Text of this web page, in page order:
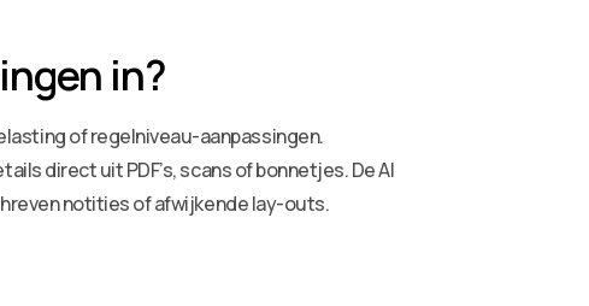
in?
of regelniveau-aanpassingen.
direct uit PDF’s, scans of bonnetjes. De AI
notities of afwijkende lay-outs.